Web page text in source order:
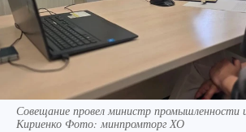
Совещание провел министр промышленности
Кириенко Фото: минпромторг ХО